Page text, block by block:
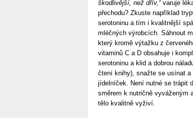
škodlivější, než dřív,“varuje
přechodu? Zkuste například
serotoninu a tím i kvalitnější
mléčných výrobcích. Sáhnout
který kromě výtažku z
vitaminů C a D obsahuje i
serotoninu a klid a dobrou
čtení knihy), snažte se usínat
jídelníček. Není nutné se trápit
směrem k nutričně vyváženým
tělo kvalitně vyživí.